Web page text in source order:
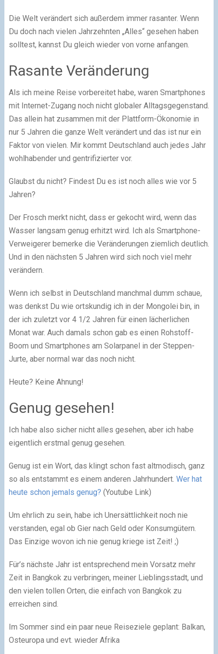
Die Welt verändert sich außerdem immer rasanter. Wenn
Du doch nach vielen Jahrzehnten „Alles“ gesehen haben
solltest, kannst Du gleich wieder von vorne anfangen.
Rasante Veränderung
Als ich meine Reise vorbereitet habe, waren Smartphones
mit Internet-Zugang noch nicht globaler Alltagsgegenstand.
Das allein hat zusammen mit der Plattform-Ökonomie in
nur 5 Jahren die ganze Welt verändert und das ist nur ein
Faktor von vielen. Mir kommt Deutschland auch jedes Jahr
wohlhabender und gentrifizierter vor.
Glaubst du nicht? Findest Du es ist noch alles wie vor 5
Jahren?
Der Frosch merkt nicht, dass er gekocht wird, wenn das
Wasser langsam genug erhitzt wird. Ich als Smartphone-
Verweigerer bemerke die Veränderungen ziemlich deutlich.
Und in den nächsten 5 Jahren wird sich noch viel mehr
verändern.
Wenn ich selbst in Deutschland manchmal dumm schaue,
was denkst Du wie ortskundig ich in der Mongolei bin, in
der ich zuletzt vor 4 1/2 Jahren für einen lächerlichen
Monat war. Auch damals schon gab es einen Rohstoff-
Boom und Smartphones am Solarpanel in der Steppen-
Jurte, aber normal war das noch nicht.
Heute? Keine Ahnung!
Genug gesehen!
Ich habe also sicher nicht alles gesehen, aber ich habe
eigentlich erstmal genug gesehen.
Genug ist ein Wort, das klingt schon fast altmodisch, ganz
so als entstammt es einem anderen Jahrhundert. Wer hat
heute schon jemals genug? (Youtube Link)
Um ehrlich zu sein, habe ich Unersättlichkeit noch nie
verstanden, egal ob Gier nach Geld oder Konsumgütern.
Das Einzige wovon ich nie genug kriege ist Zeit! ;)
Für’s nächste Jahr ist entsprechend mein Vorsatz mehr
Zeit in Bangkok zu verbringen, meiner Lieblingsstadt, und
den vielen tollen Orten, die einfach von Bangkok zu
erreichen sind.
Im Sommer sind ein paar neue Reiseziele geplant: Balkan,
Osteuropa und evt. wieder Afrika